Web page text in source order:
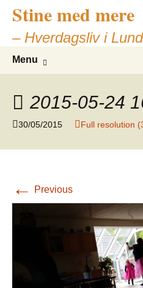
Stine med mere
– Hverdagsliv i
Menu
2015-05-24
30/05/2015 Full resolution
← Previous